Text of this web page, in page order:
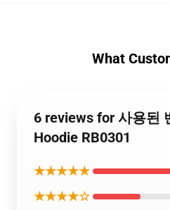
What
6 reviews for 사용된
Hoodie RB0301
★★★★★
★★★★☆